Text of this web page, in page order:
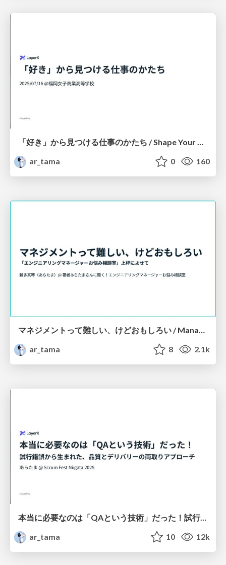
「好き」から見つける仕事のかたち / Shape Your Career From What You Love
ar_tama
0 160
マネジメントって難しい、けどおもしろい / Management is tough, but fun! #em_findy
ar_tama
8 2.1k
本当に必要なのは「QAという技術」だった！試行錯誤から生まれた、品質とデリバリーの両取りアプローチ / Turns Out, "QA as a Discipline" Was the Key!
ar_tama
10 12k